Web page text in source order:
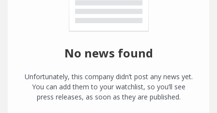
No news found
Unfortunately, this company didn’t post any news yet.
You can add them to your watchlist, so you’ll see
press releases, as soon as they are published.